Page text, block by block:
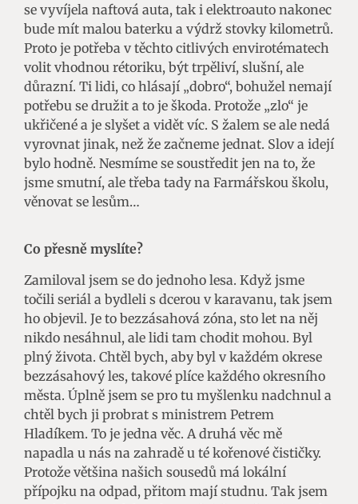
se vyvíjela naftová auta, tak i elektroauto nakonec
bude mít malou baterku a výdrž stovky kilometrů.
Proto je potřeba v těchto citlivých envirotématech
volit vhodnou rétoriku, být trpěliví, slušní, ale
důrazní. Ti lidi, co hlásají „dobro“, bohužel nemají
potřebu se družit a to je škoda. Protože „zlo“ je
ukřičené a je slyšet a vidět víc. S žalem se ale nedá
vyrovnat jinak, než že začneme jednat. Slov a idejí
bylo hodně. Nesmíme se soustředit jen na to, že
jsme smutní, ale třeba tady na Farmářskou školu,
věnovat se lesům…
Co přesně myslíte?
Zamiloval jsem se do jednoho lesa. Když jsme
točili seriál a bydleli s dcerou v karavanu, tak jsem
ho objevil. Je to bezzásahová zóna, sto let na něj
nikdo nesáhnul, ale lidi tam chodit mohou. Byl
plný života. Chtěl bych, aby byl v každém okrese
bezzásahový les, takové plíce každého okresního
města. Úplně jsem se pro tu myšlenku nadchnul a
chtěl bych ji probrat s ministrem Petrem
Hladíkem. To je jedna věc. A druhá věc mě
napadla u nás na zahradě u té kořenové čističky.
Protože většina našich sousedů má lokální
přípojku na odpad, přitom mají studnu. Tak jsem